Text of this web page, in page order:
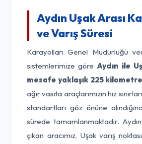
Aydın Uşak Arası
ve Varış Süresi
Karayolları Genel Müdürlüğü
sistemlerimize göreAydın ile
mesafe yaklaşık 225
ağır vasıta araçlarımızın hız
standartları göz önüne
sürede tamamlanmaktadır.
çıkan aracımız, Uşak varış